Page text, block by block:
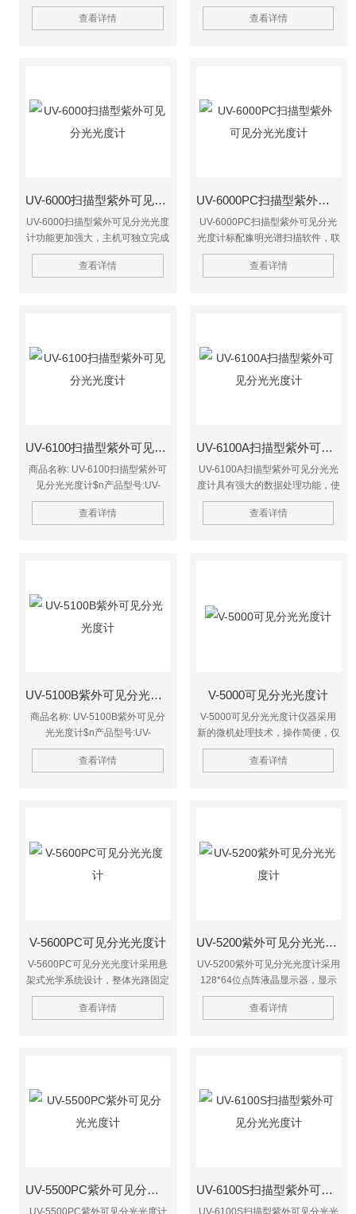
动扫描、自动寻峰，自动切换光谱
带宽，自动调整负高压、灯电流
查看详情
光路独立固定在16mm厚的切削铝
制无变形基座上，底板的变形和外
查看详情
UV-6000扫描型紫外可见分光光度计
UV-6000扫描型紫外可见分光光度
计功能更加强大，主机可独立完成
光度测量、定量测量、光谱扫描、
动力学、DNA/蛋白质测试，多波
查看详情
UV-6000PC扫描型紫外可见分光光度计
UV-6000PC扫描型紫外可见分光
光度计标配豫明光谱扫描软件，联
机操作时，除能实现主机的所有测
试功能外，还可实现更为强大的数
查看详情
UV-6100扫描型紫外可见分光光度计
商品名称: UV-6100扫描型紫外可
见分光光度计$n产品型号:UV-
6100$n本站价格:40800$n商品品
牌: 豫明品牌
查看详情
UV-6100A扫描型紫外可见分光光度计
UV-6100A扫描型紫外可见分光光
度计具有强大的数据处理功能，使
测试结果能得到充分的应用，用户
编辑更为简单快捷。
查看详情
UV-5100B紫外可见分光光度计
商品名称: UV-5100B紫外可见分
光光度计$n产品型号:UV-
5100B$n本站价格:12960$n商品
品牌: 豫明品牌
查看详情
V-5000可见分光光度计
V-5000可见分光光度计仪器采用
新的微机处理技术，操作简便，仅
四个按键就能完成测试；自动调校
100%T和0%T等控制功能及多种
查看详情
V-5600PC可见分光光度计
V-5600PC可见分光光度计采用悬
架式光学系统设计，整体光路固定
在8mm厚的切削铝制无变形基座
上，底板的变形和外界的震动对光
查看详情
UV-5200紫外可见分光光度计
UV-5200紫外可见分光光度计采用
128*64位点阵液晶显示器，显示
清晰、读数准确、稳定可靠。
查看详情
UV-5500PC紫外可见分光光度计
UV-5500PC紫外可见分光光度计
UV-6100S扫描型紫外可见分光光度计
UV-6100S扫描型紫外可见分光光